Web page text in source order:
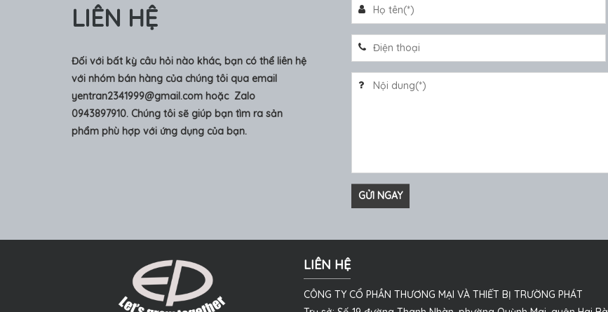
LIÊN HỆ
Đối với bất kỳ câu hỏi nào khác, bạn có thể liên hệ
với nhóm bán hàng của chúng tôi qua email
yentran2341999@gmail.com hoặc Zalo
0943897910. Chúng tôi sẽ giúp bạn tìm ra sản
phẩm phù hợp với ứng dụng của bạn.
LIÊN HỆ
CÔNG TY CỔ PHẦN THƯƠNG MẠI VÀ THIẾT BỊ TRƯỜNG PHÁT